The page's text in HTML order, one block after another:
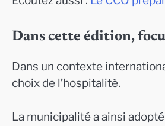
Dans cette édition,
Dans un contexte
choix de l’hospitalité.
La municipalité a ainsi